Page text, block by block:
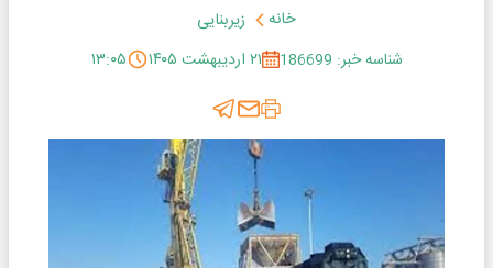
خانه
زیربنایی
شناسه خبر: 186699
۲۱ اردیبهشت ۱۴۰۵ ۱۳:۰۵